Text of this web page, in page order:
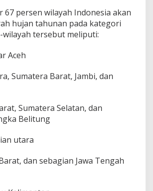
67 persen wilayah Indonesia akan
hujan tahunan pada kategori
wilayah tersebut meliputi:
Aceh
Sumatera Barat, Jambi, dan
Sumatera Selatan, dan
Belitung
utara
dan sebagian Jawa Tengah